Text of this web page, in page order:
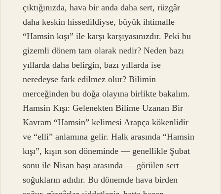
çıktığınızda, hava bir anda daha sert, rüzgâr
daha keskin hissedildiyse, büyük ihtimalle
“Hamsin kışı” ile karşı karşıyasınızdır. Peki bu
gizemli dönem tam olarak nedir? Neden bazı
yıllarda daha belirgin, bazı yıllarda ise
neredeyse fark edilmez olur? Bilimin
merceğinden bu doğa olayına birlikte bakalım.
Hamsin Kışı: Gelenekten Bilime Uzanan Bir
Kavram “Hamsin” kelimesi Arapça kökenlidir
ve “elli” anlamına gelir. Halk arasında “Hamsin
kışı”, kışın son döneminde — genellikle Şubat
sonu ile Nisan başı arasında — görülen sert
soğukların adıdır. Bu dönemde hava birden